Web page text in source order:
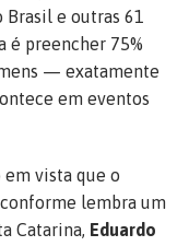
Brasil e outras 61
é preencher 75%
— exatamente
em eventos
vista que o
lembra um
Catarina, Eduardo